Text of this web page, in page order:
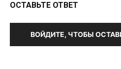
ОСТАВЬТЕ ОТВЕТ
ВОЙДИТЕ, ЧТОБЫ